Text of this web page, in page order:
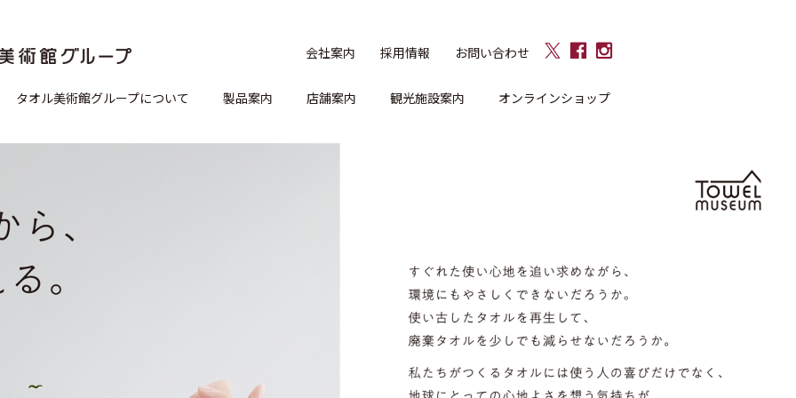
会社案内 採用情報 お問い合わせ
タオル美術館グループについて 製品案内 店舗案内 観光施設案内 オンラインショップ